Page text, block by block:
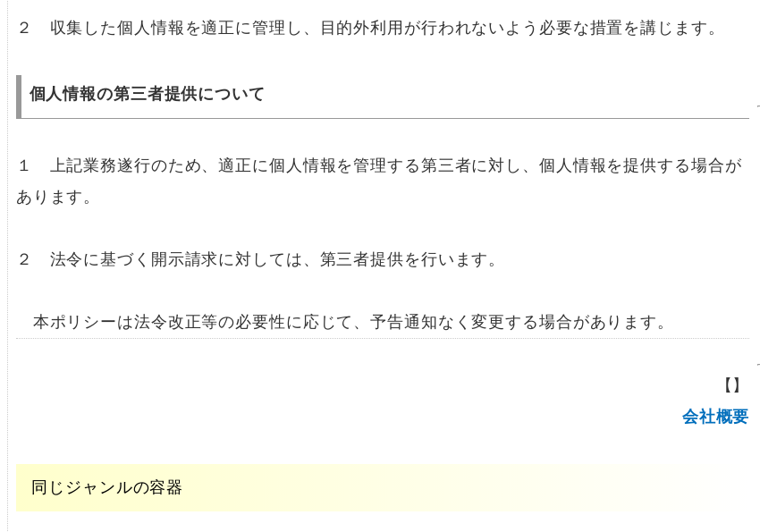
２ 収集した個人情報を適正に管理し、目的外利用が行われないよう必要な措置を講じます。
個人情報の第三者提供について
１ 上記業務遂行のため、適正に個人情報を管理する第三者に対し、個人情報を提供する場合が
あります。
２ 法令に基づく開示請求に対しては、第三者提供を行います。
本ポリシーは法令改正等の必要性に応じて、予告通知なく変更する場合があります。
【】
会社概要
同じジャンルの容器